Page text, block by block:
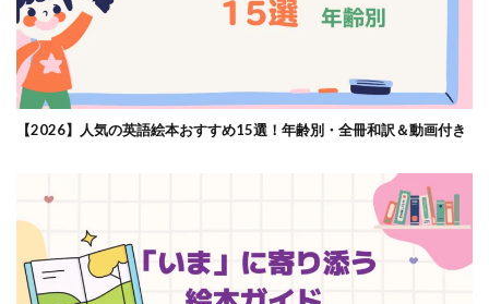
【2026】人気の英語絵本おすすめ15選！年齢別・全冊和訳＆動画付き